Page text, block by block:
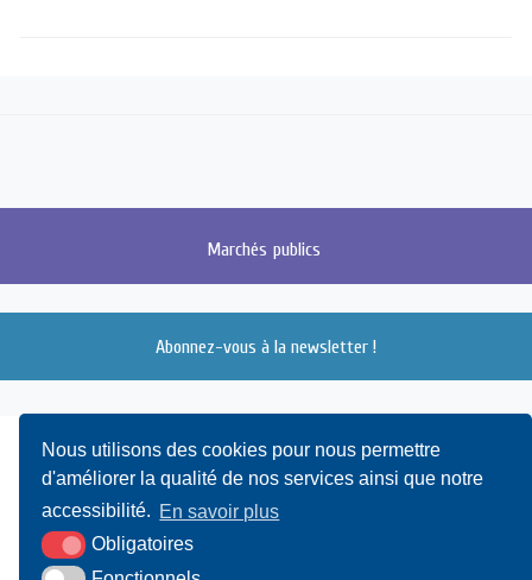
Nous utilisons des cookies pour nous permettre
d'améliorer la qualité de nos services ainsi que notre
accessibilité. En savoir plus
Obligatoires
Marchés publics
Abonnez-vous à la newsletter !